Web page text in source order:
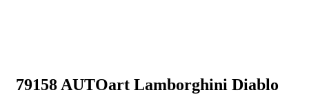
79158 AUTOart Lamborghini Diablo